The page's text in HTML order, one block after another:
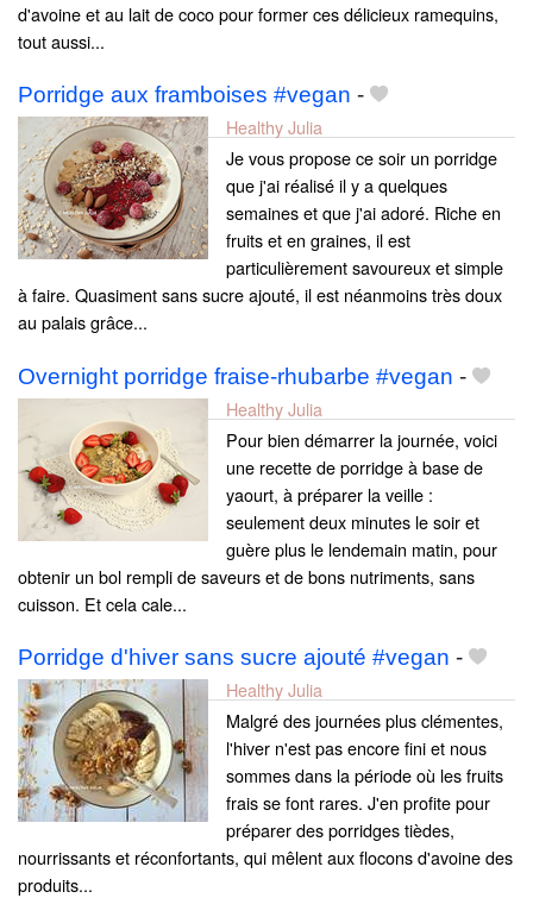
d'avoine et au lait de coco pour former ces délicieux ramequins,
tout aussi...
Porridge aux framboises #vegan -
Healthy Julia
Je vous propose ce soir un porridge
que j'ai réalisé il y a quelques
semaines et que j'ai adoré. Riche en
fruits et en graines, il est
particulièrement savoureux et simple
à faire. Quasiment sans sucre ajouté, il est néanmoins très doux
au palais grâce...
Overnight porridge fraise-rhubarbe #vegan -
Healthy Julia
Pour bien démarrer la journée, voici
une recette de porridge à base de
yaourt, à préparer la veille :
seulement deux minutes le soir et
guère plus le lendemain matin, pour
obtenir un bol rempli de saveurs et de bons nutriments, sans
cuisson. Et cela cale...
Porridge d'hiver sans sucre ajouté #vegan -
Healthy Julia
Malgré des journées plus clémentes,
l'hiver n'est pas encore fini et nous
sommes dans la période où les fruits
frais se font rares. J'en profite pour
préparer des porridges tièdes,
nourrissants et réconfortants, qui mêlent aux flocons d'avoine des
produits...